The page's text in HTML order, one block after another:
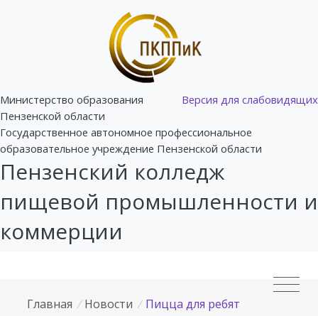
Версия для слабовидящих
Министерство образования
Пензенской области
Государственное автономное профессиональное
образовательное учреждение Пензенской области
Пензенский колледж
пищевой промышленности и
коммерции
Главная / Новости / Пицца для ребят